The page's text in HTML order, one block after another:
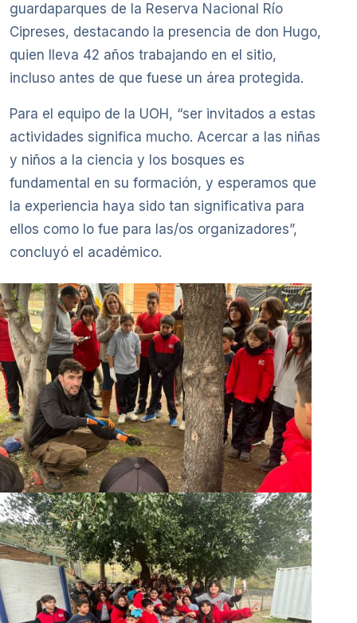
guardaparques de la Reserva Nacional Río
Cipreses, destacando la presencia de don Hugo,
quien lleva 42 años trabajando en el sitio,
incluso antes de que fuese un área protegida.
Para el equipo de la UOH, “ser invitados a estas
actividades significa mucho. Acercar a las niñas
y niños a la ciencia y los bosques es
fundamental en su formación, y esperamos que
la experiencia haya sido tan significativa para
ellos como lo fue para las/os organizadores”,
concluyó el académico.